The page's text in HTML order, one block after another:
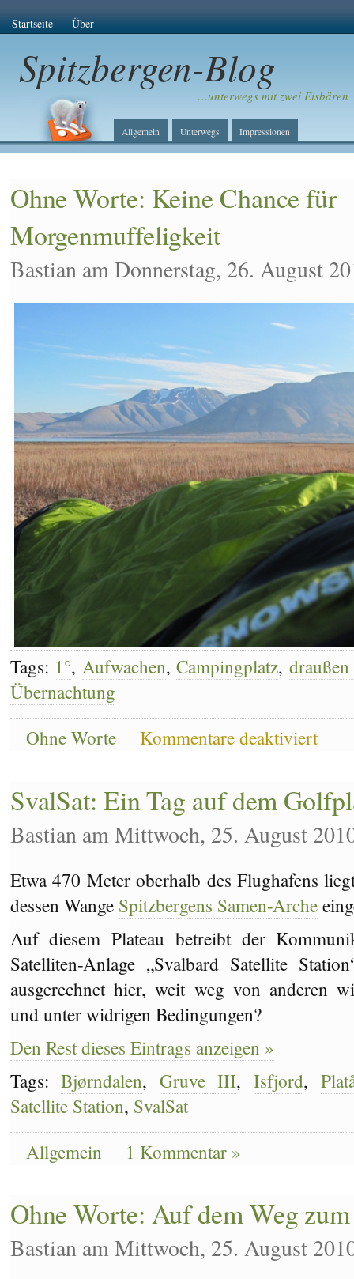
Startseite Über
Spitzbergen-Blog
…unterwegs mit zwei Eisbären
Allgemein Unterwegs Impressionen
Ohne Worte: Keine Chance für
Morgenmuffeligkeit
Bastian am Donnerstag, 26. August
Tags: 1°, Aufwachen,Campingplatz,
Übernachtung
Ohne Worte
Kommentare deaktiviertOhne
für
SvalSat: Ein Tag auf dem
Bastian am Mittwoch, 25. August
Etwa 470 Meter oberhalb des Flughafens
dessen Wange Spitzbergens Samen-Arche
Auf diesem Plateau betreibt der
Satelliten-Anlage „Svalbard Satellite
ausgerechnet hier, weit weg von anderen
und unter widrigen Bedingungen?
Den Rest dieses Eintrags anzeigen »
Tags:Bjørndalen, Gruve III,Isfjord,
Satellite Station, SvalSat
Allgemein
1 Kommentar »
Ohne Worte: Auf dem Weg
Bastian am Mittwoch, 25. August